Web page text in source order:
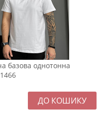
базова однотонна